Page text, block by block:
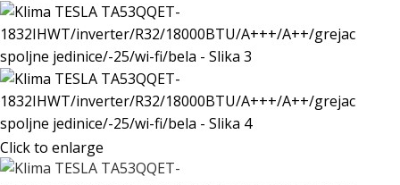
Click to enlarge